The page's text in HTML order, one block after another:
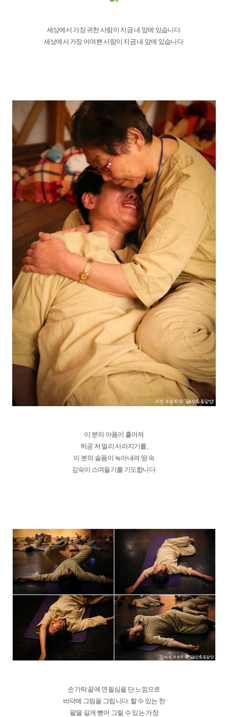
세상에서 가장 귀한 사람이 지금 내 앞에 있습니다.
세상에서 가장 어여쁜 사람이 지금 내 앞에 있습니다.
이 분의 아픔이 흩어져
허공 저 멀리 사라지기를,
이 분의 슬픔이 녹아내려 땅 속
깊숙이 스며들기를 기도합니다.
손가락 끝에 연필심을 단 느낌으로
바닥에 그림을 그립니다. 할 수 있는 한
팔을 길게 뻗어 그릴 수 있는 가장